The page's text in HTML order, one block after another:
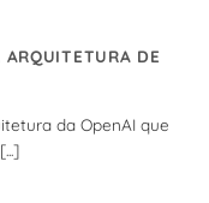
ARQUITETURA DE
da OpenAI que